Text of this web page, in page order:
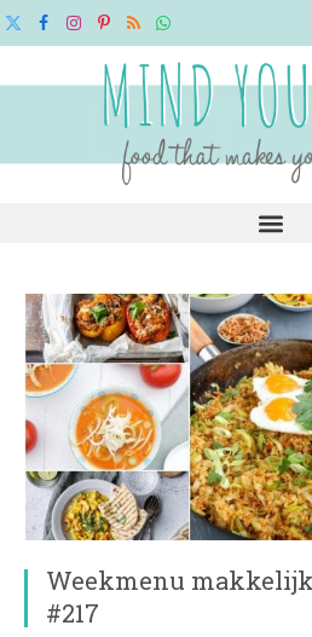
X
FacebookInstagram
Pinterest
RSSWhatsApp
Weekmenu
#217